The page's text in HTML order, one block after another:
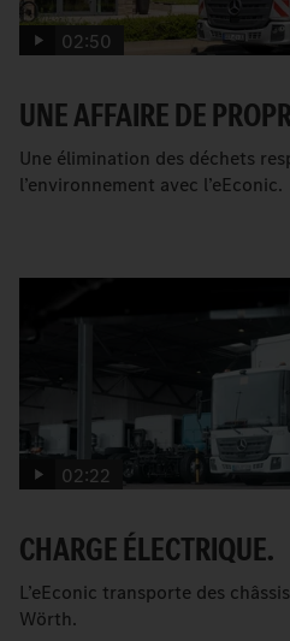
02:50
UNE AFFAIRE DE
Une élimination des déchets
l’environnement avec l’eEconic.
02:22
CHARGE ÉLECTRIQUE.
L’eEconic transporte des
Wörth.